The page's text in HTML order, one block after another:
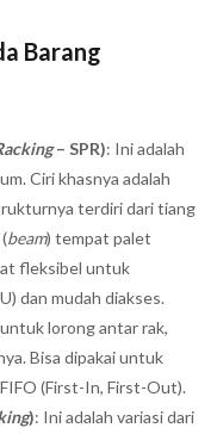
Barang
– SPR): Ini adalah
Ciri khasnya adalah
terdiri dari tiang
beam) tempat palet
fleksibel untuk
dan mudah diakses.
lorong antar rak,
Bisa dipakai untuk
(First-In, First-Out).
): Ini adalah variasi dari